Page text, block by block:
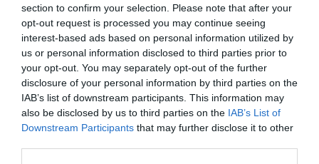
section to confirm your selection. Please note that after your
opt-out request is processed you may continue seeing
interest-based ads based on personal information utilized by
us or personal information disclosed to third parties prior to
your opt-out. You may separately opt-out of the further
disclosure of your personal information by third parties on the
IAB’s list of downstream participants. This information may
also be disclosed by us to third parties on the IAB’s List of
Downstream Participants that may further disclose it to other
AGÓRA
2024. december 31.
„A megtestesült szeretet legyen itt jelen” –
görögkatolikus bölcsődét adtak át
Debrecenben